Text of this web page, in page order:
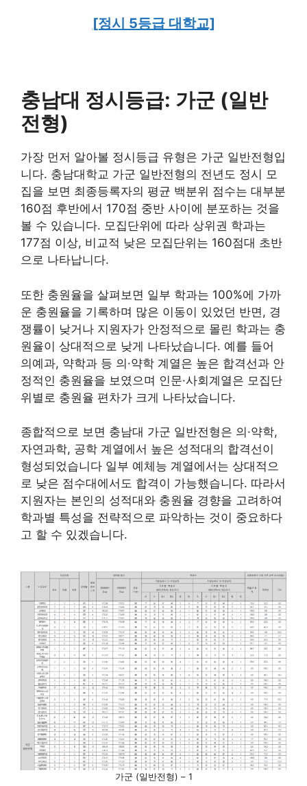
[정시 5등급 대학교]
충남대 정시등급: 가군 (일반
전형)
가장 먼저 알아볼 정시등급 유형은 가군 일반전형입
니다. 충남대학교 가군 일반전형의 전년도 정시 모
집을 보면 최종등록자의 평균 백분위 점수는 대부분
160점 후반에서 170점 중반 사이에 분포하는 것을
볼 수 있습니다. 모집단위에 따라 상위권 학과는
177점 이상, 비교적 낮은 모집단위는 160점대 초반
으로 나타납니다.
또한 충원율을 살펴보면 일부 학과는 100%에 가까
운 충원율을 기록하며 많은 이동이 있었던 반면, 경
쟁률이 낮거나 지원자가 안정적으로 몰린 학과는 충
원율이 상대적으로 낮게 나타났습니다. 예를 들어
의예과, 약학과 등 의·약학 계열은 높은 합격선과 안
정적인 충원율을 보였으며 인문·사회계열은 모집단
위별로 충원율 편차가 크게 나타났습니다.
종합적으로 보면 충남대 가군 일반전형은 의·약학,
자연과학, 공학 계열에서 높은 성적대의 합격선이
형성되었습니다 일부 예체능 계열에서는 상대적으
로 낮은 점수대에서도 합격이 가능했습니다. 따라서
지원자는 본인의 성적대와 충원율 경향을 고려하여
학과별 특성을 전략적으로 파악하는 것이 중요하다
고 할 수 있겠습니다.
가군 (일반전형) – 1